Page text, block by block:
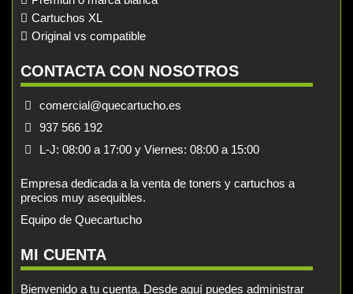
Cartuchos XL
Original vs compatible
CONTACTA CON NOSOTROS
comercial@quecartucho.es
937 566 192
L-J: 08:00 a 17:00 y Viernes: 08:00 a 15:00
Empresa dedicada a la venta de toners y cartuchos a
precios muy asequibles.
Equipo de Quecartucho
MI CUENTA
Bienvenido a tu cuenta. Desde aquí puedes administrar